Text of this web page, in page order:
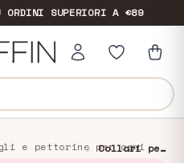
SUPERIORI A €89
e pettorine per cani Collari per cani